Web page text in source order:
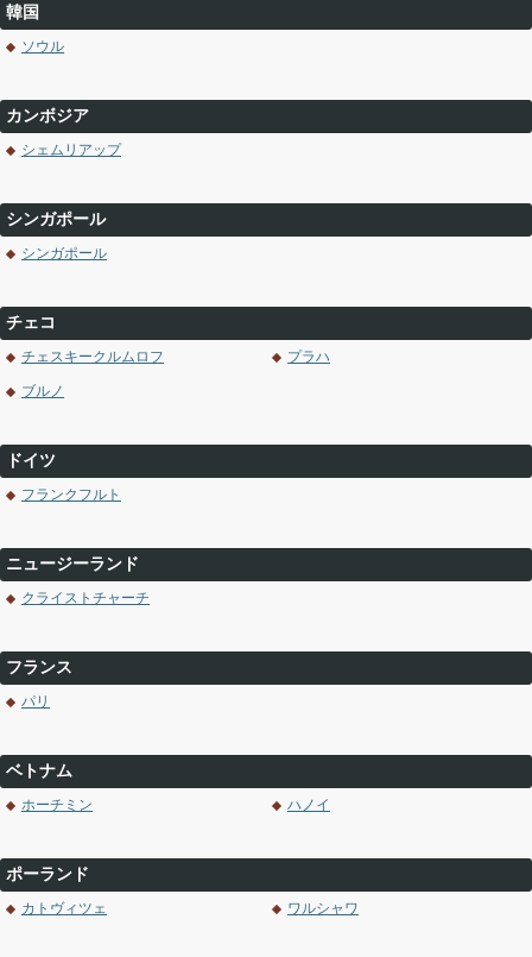
韓国
ソウル
カンボジア
シェムリアップ
シンガポール
シンガポール
チェコ
チェスキークルムロフ プラハ
ブルノ
ドイツ
フランクフルト
ニュージーランド
クライストチャーチ
フランス
パリ
ベトナム
ホーチミン ハノイ
ポーランド
カトヴィツェ ワルシャワ